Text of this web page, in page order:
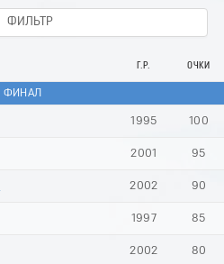
3
6
7
ФИЛЬТР
Г.Р. ОЧКИ
ФИНАЛ
1995 100
2001 95
2002 90
1997 85
2002 80